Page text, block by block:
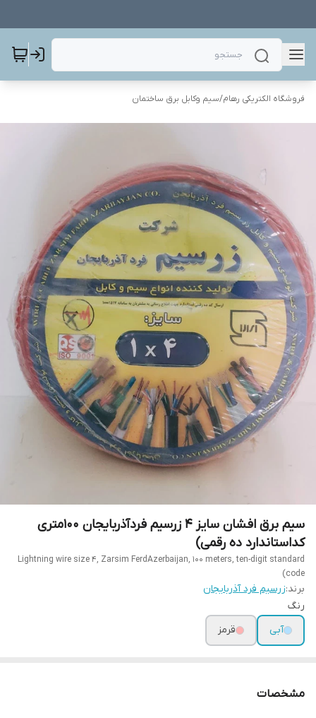
فروشگاه الکتریکی رهام/سیم وکابل برق ساختمان
سیم برق افشان سایز 4 زرسیم فردآذربایجان 100متری
کداستاندارد ده رقمی)
Lightning wire size 4, Zarsim FerdAzerbaijan, 100 meters, ten-digit standard
code)
برند:زرسیم فرد آذربایجان
رنگ
آبی
قرمز
مشخصات